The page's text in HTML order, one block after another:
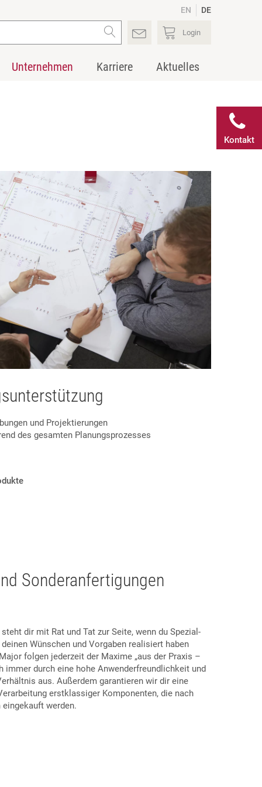
EN DE
Login
Unternehmen Karriere Aktuelles
Kontakt
und Projektierungen
des gesamten Planungsprozesses
Sonderanfertigungen
dir mit Rat und Tat zur Seite, wenn du Spezial-
Wünschen und Vorgaben realisiert haben
folgen jederzeit der Maxime „aus der Praxis –
immer durch eine hohe Anwenderfreundlichkeit und
aus. Außerdem garantieren wir dir eine
erstklassiger Komponenten, die nach
werden.